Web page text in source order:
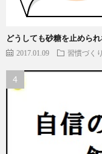
どうしても砂糖を止めら
2017.01.09 習慣づくり